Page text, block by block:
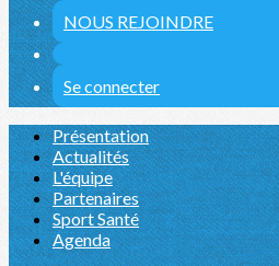
NOUS REJOINDRE
Se connecter
Présentation
Actualités
L'équipe
Partenaires
Sport Santé
Agenda